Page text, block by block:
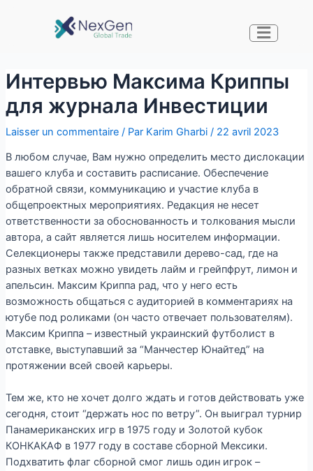
Интервью Максима Криппы
для журнала Инвестиции
Laisser un commentaire / Par Karim Gharbi / 22 avril 2023
В любом случае, Вам нужно определить место дислокации
вашего клуба и составить расписание. Обеспечение
обратной связи, коммуникацию и участие клуба в
общепроектных мероприятиях. Редакция не несет
ответственности за обоснованность и толкования мысли
автора, а сайт является лишь носителем информации.
Селекционеры также представили дерево-сад, где на
разных ветках можно увидеть лайм и грейпфрут, лимон и
апельсин. Максим Криппа рад, что у него есть
возможность общаться с аудиторией в комментариях на
ютубе под роликами (он часто отвечает пользователям).
Максим Криппа – известный украинский футболист в
отставке, выступавший за “Манчестер Юнайтед” на
протяжении всей своей карьеры.
Тем же, кто не хочет долго ждать и готов действовать уже
сегодня, стоит “держать нос по ветру”. Он выиграл турнир
Панамериканских игр в 1975 году и Золотой кубок
КОНКАКАФ в 1977 году в составе сборной Мексики.
Подхватить флаг сборной смог лишь один игрок –